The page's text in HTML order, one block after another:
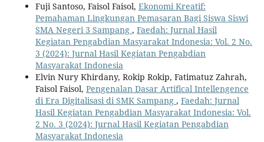
Fuji Santoso, Faisol Faisol, Ekonomi Kreatif:
Pemahaman Lingkungan Pemasaran Bagi Siswa Siswi
SMA Negeri 3 Sampang , Faedah: Jurnal Hasil
Kegiatan Pengabdian Masyarakat Indonesia: Vol. 2 No.
3 (2024): Jurnal Hasil Kegiatan Pengabdian
Masyarakat Indonesia
Elvin Nury Khirdany, Rokip Rokip, Fatimatuz Zahrah,
Faisol Faisol, Pengenalan Dasar Artifical Intellengence
di Era Digitalisasi di SMK Sampang , Faedah: Jurnal
Hasil Kegiatan Pengabdian Masyarakat Indonesia: Vol.
2 No. 3 (2024): Jurnal Hasil Kegiatan Pengabdian
Masyarakat Indonesia